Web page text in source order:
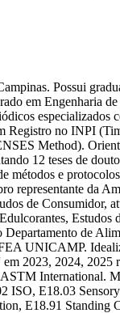
Possui
em Engenharia
especializados
no INPI
Method).
12 teses de
métodos e
da
de Consumidor,
de
UNICAMP.
2024, 2025
International.
E18.03
E18.91